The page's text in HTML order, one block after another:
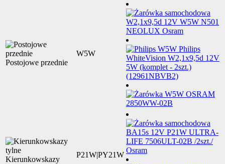
Postojowe przednie
W5W
Kierunkowskazy
P21W|PY21W